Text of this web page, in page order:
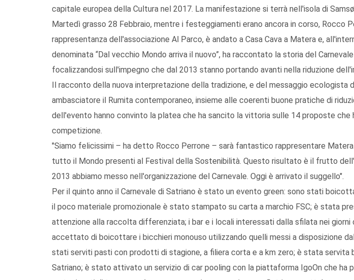
capitale europea della Cultura nel 2017. La manifestazione si terrà nell'isola di
Martedì grasso 28 Febbraio, mentre i festeggiamenti erano ancora in corso, Rocco
rappresentanza dell'associazione Al Parco, è andato a Casa Cava a Matera e,
denominata “Dal vecchio Mondo arriva il nuovo”, ha raccontato la storia del
focalizzandosi sull'impegno che dal 2013 stanno portando avanti nella riduzione
Il racconto della nuova interpretazione della tradizione, e del messaggio ecologista
ambasciatore il Rumita contemporaneo, insieme alle coerenti buone pratiche di
dell'evento hanno convinto la platea che ha sancito la vittoria sulle 14 proposte che
competizione.
"Siamo felicissimi – ha detto Rocco Perrone – sarà fantastico rappresentare
tutto il Mondo presenti al Festival della Sostenibilità. Questo risultato è il frutto
2013 abbiamo messo nell'organizzazione del Carnevale. Oggi è arrivato il suggello".
Per il quinto anno il Carnevale di Satriano è stato un evento green: sono stati
il poco materiale promozionale è stato stampato su carta a marchio FSC; è stata
attenzione alla raccolta differenziata; i bar e i locali interessati dalla sfilata nei giorni
accettato di boicottare i bicchieri monouso utilizzando quelli messi a disposizione
stati serviti pasti con prodotti di stagione, a filiera corta e a km zero; è stata servita
Satriano; è stato attivato un servizio di car pooling con la piattaforma IgoOn che ha